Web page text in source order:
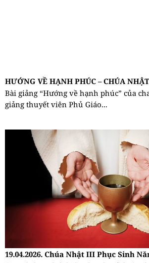
HƯỚNG VỀ HẠNH PHÚC – CHÚA
Bài giảng “Hướng về hạnh phúc” của
giảng thuyết viên Phủ Giáo...
19.04.2026. Chúa Nhật III Phục Sinh